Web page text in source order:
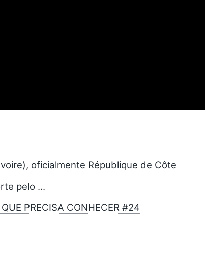
oficialmente République de Côte
pelo ...
PRECISA CONHECER #24